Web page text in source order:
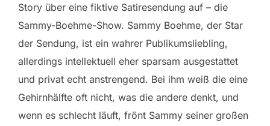
Story über eine fiktive Satiresendung auf – die
Sammy-Boehme-Show. Sammy Boehme, der Star
der Sendung, ist ein wahrer Publikumsliebling,
allerdings intellektuell eher sparsam ausgestattet
und privat echt anstrengend. Bei ihm weiß die eine
Gehirnhälfte oft nicht, was die andere denkt, und
wenn es schlecht läuft, frönt Sammy seiner großen